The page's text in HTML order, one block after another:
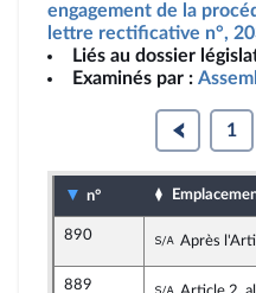
engagement de la
lettre rectificative n°,
Liés au dossier
Examinés par :
1
n°
890 Sous-
Après
889